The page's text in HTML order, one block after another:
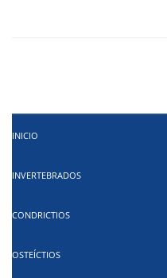
INICIO
INVERTEBRADOS
CONDRICTIOS
OSTEÍCTIOS